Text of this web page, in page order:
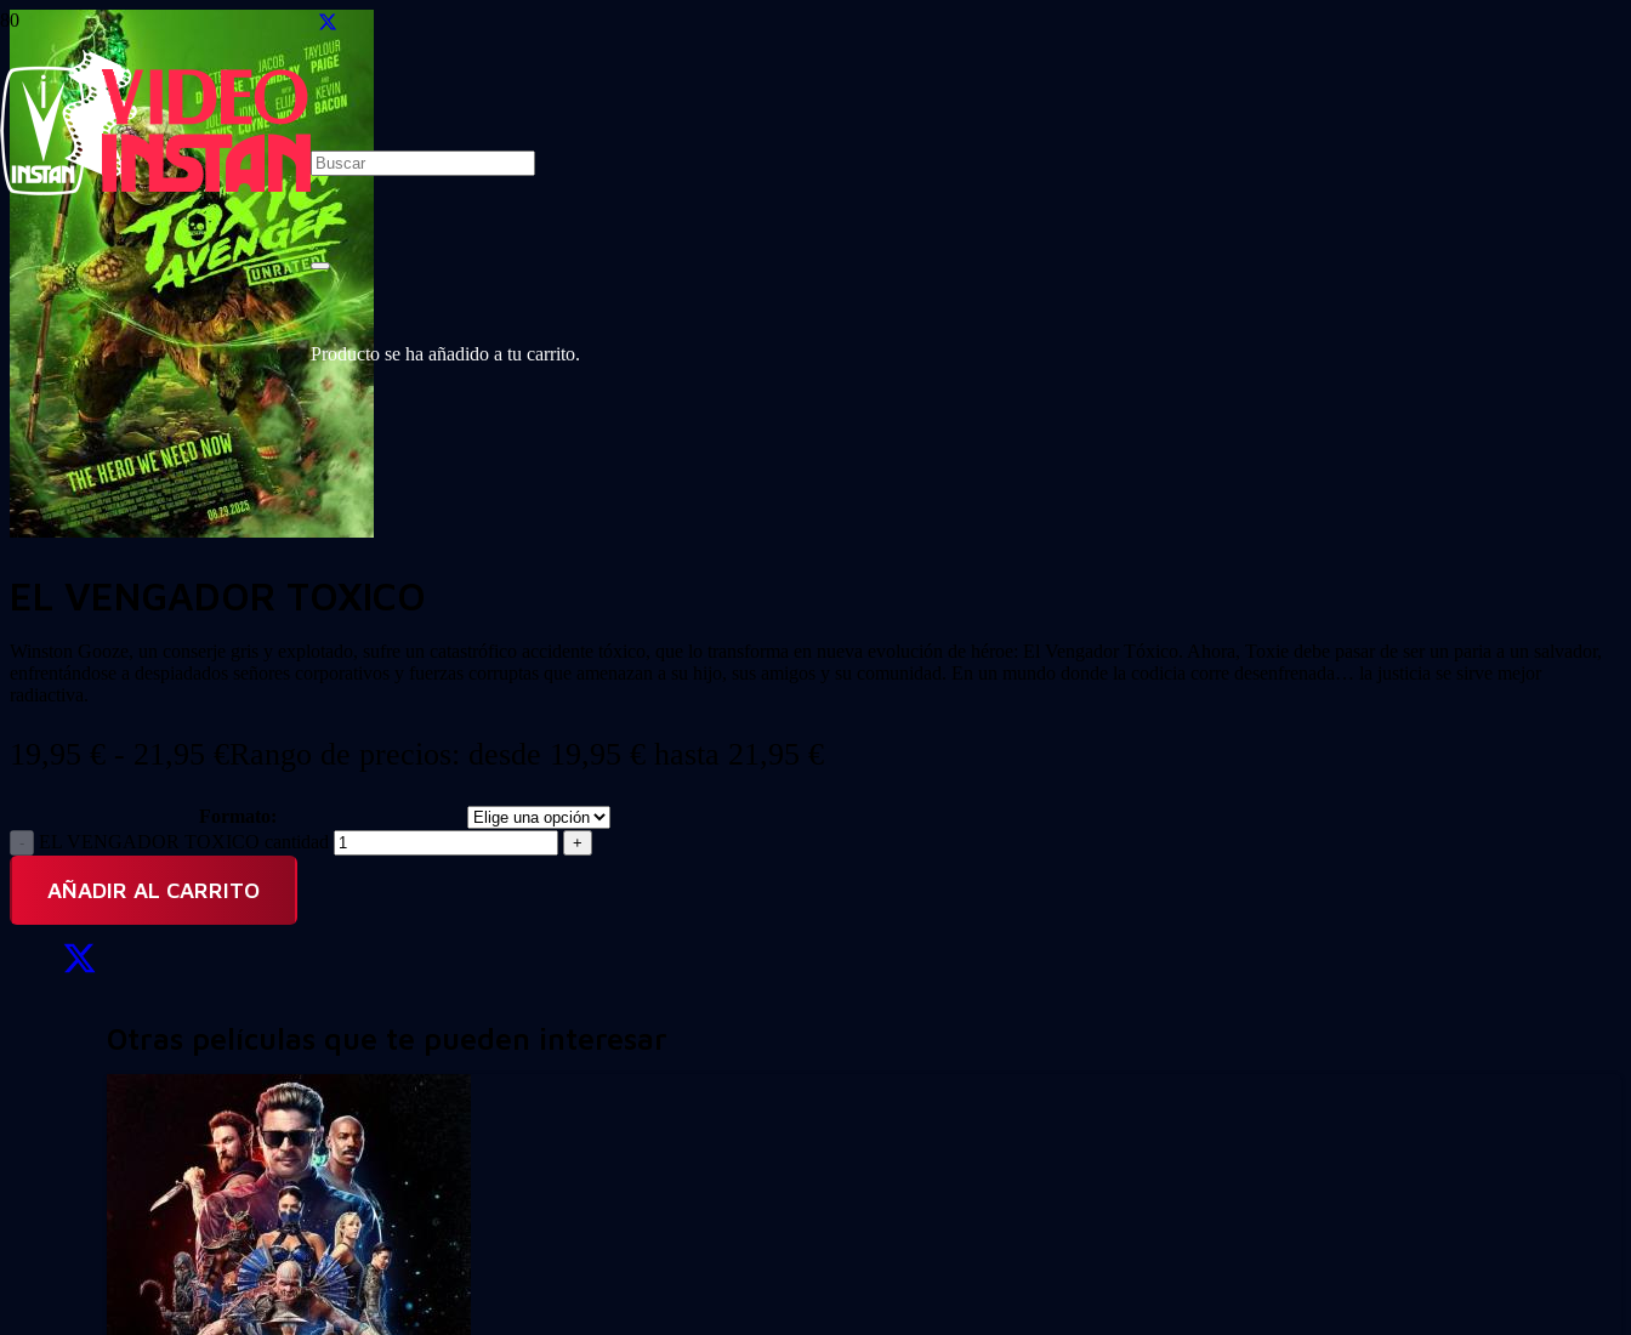
Producto se ha añadido a tu carrito.
EL VENGADOR TOXICO
Winston Gooze, un conserje gris y explotado, sufre un catastrófico accidente tóxico, que lo transforma en nueva evolución de héroe: El Vengador Tóxico. Ahora, Toxie debe pasar de ser un paria a un salvador,
enfrentándose a despiadados señores corporativos y fuerzas corruptas que amenazan a su hijo, sus amigos y su comunidad. En un mundo donde la codicia corre desenfrenada… la justicia se sirve mejor
radiactiva.
19,95 € - 21,95 €Rango de precios: desde 19,95 € hasta 21,95 €
Formato:
EL VENGADOR TOXICO cantidad
AÑADIR AL CARRITO
Otras películas que te pueden interesar